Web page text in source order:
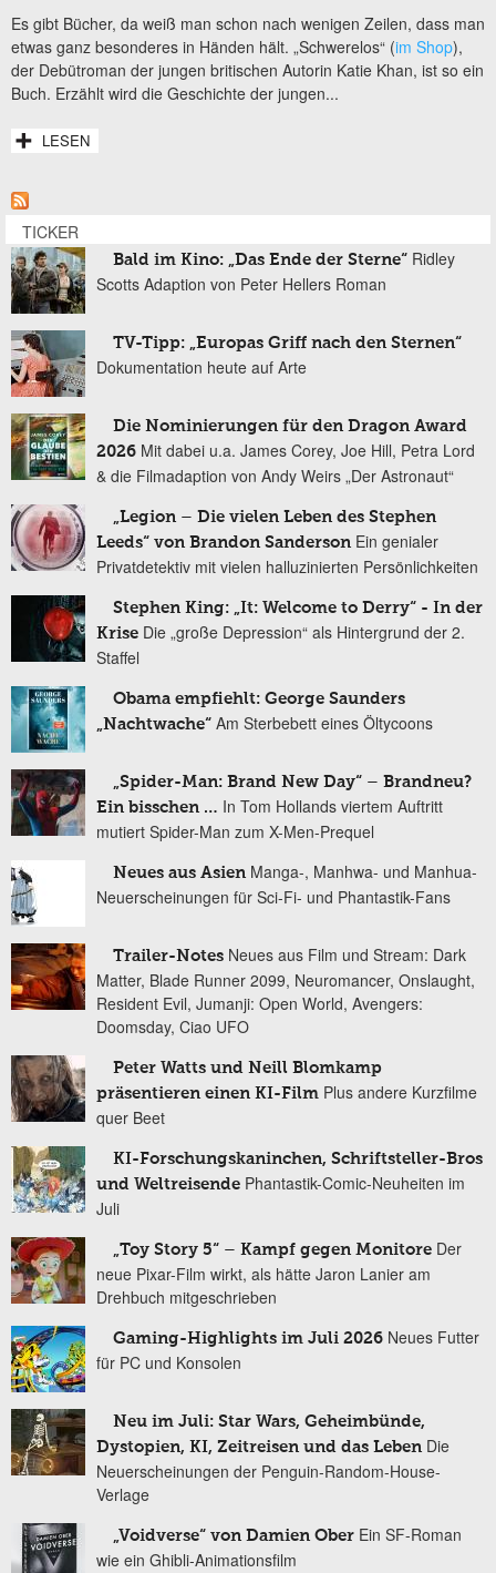
Es gibt Bücher, da weiß man schon nach wenigen Zeilen, dass man
etwas ganz besonderes in Händen hält. „Schwerelos“ (im Shop),
der Debütroman der jungen britischen Autorin Katie Khan, ist so ein
Buch. Erzählt wird die Geschichte der jungen...
LESEN
TICKER
Bald im Kino: „Das Ende der Sterne“ Ridley
Scotts Adaption von Peter Hellers Roman
TV-Tipp: „Europas Griff nach den Sternen“
Dokumentation heute auf Arte
Die Nominierungen für den Dragon Award
2026 Mit dabei u.a. James Corey, Joe Hill, Petra Lord
& die Filmadaption von Andy Weirs „Der Astronaut“
„Legion – Die vielen Leben des Stephen
Leeds“ von Brandon Sanderson Ein genialer
Privatdetektiv mit vielen halluzinierten Persönlichkeiten
Stephen King: „It: Welcome to Derry“ - In der
Krise Die „große Depression“ als Hintergrund der 2.
Staffel
Obama empfiehlt: George Saunders
„Nachtwache“ Am Sterbebett eines Öltycoons
„Spider-Man: Brand New Day“ – Brandneu?
Ein bisschen … In Tom Hollands viertem Auftritt
mutiert Spider-Man zum X-Men-Prequel
Neues aus Asien Manga-, Manhwa- und Manhua-
Neuerscheinungen für Sci-Fi- und Phantastik-Fans
Trailer-Notes Neues aus Film und Stream: Dark
Matter, Blade Runner 2099, Neuromancer, Onslaught,
Resident Evil, Jumanji: Open World, Avengers:
Doomsday, Ciao UFO
Peter Watts und Neill Blomkamp
präsentieren einen KI-Film Plus andere Kurzfilme
quer Beet
KI-Forschungskaninchen, Schriftsteller-Bros
und Weltreisende Phantastik-Comic-Neuheiten im
Juli
„Toy Story 5“ – Kampf gegen Monitore Der
neue Pixar-Film wirkt, als hätte Jaron Lanier am
Drehbuch mitgeschrieben
Gaming-Highlights im Juli 2026 Neues Futter
für PC und Konsolen
Neu im Juli: Star Wars, Geheimbünde,
Dystopien, KI, Zeitreisen und das Leben Die
Neuerscheinungen der Penguin-Random-House-
Verlage
„Voidverse“ von Damien Ober Ein SF-Roman
wie ein Ghibli-Animationsfilm